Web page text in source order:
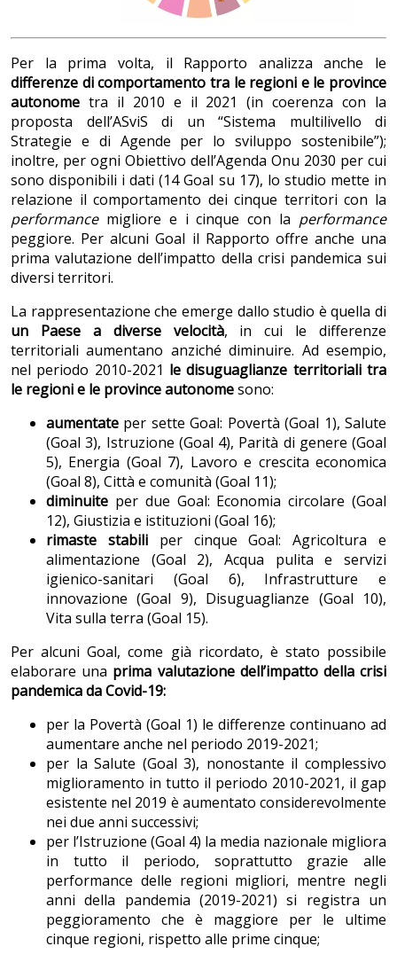
Per la prima volta, il Rapporto analizza anche le
differenze di comportamento tra le regioni e le province
autonome tra il 2010 e il 2021 (in coerenza con la
proposta dell’ASviS di un “Sistema multilivello di
Strategie e di Agende per lo sviluppo sostenibile”);
inoltre, per ogni Obiettivo dell’Agenda Onu 2030 per cui
sono disponibili i dati (14 Goal su 17), lo studio mette in
relazione il comportamento dei cinque territori con la
performancemigliore e i cinque con la performance
peggiore. Per alcuni Goal il Rapporto offre anche una
prima valutazione dell’impatto della crisi pandemica sui
diversi territori.
La rappresentazione che emerge dallo studio è quella di
un
Paese a diverse velocità, in cui le differenze
territoriali aumentano anziché diminuire. Ad esempio,
nel periodo 2010-2021 le disuguaglianze territoriali tra
le regioni e le province autonomesono:
aumentate per sette Goal: Povertà (Goal 1), Salute
(Goal 3), Istruzione (Goal 4), Parità di genere (Goal
5), Energia (Goal 7), Lavoro e crescita economica
(Goal 8), Città e comunità (Goal 11);
diminuite per due Goal: Economia circolare (Goal
12), Giustizia e istituzioni (Goal 16);
rimaste stabiliper cinque Goal: Agricoltura e
alimentazione (Goal 2), Acqua pulita e servizi
igienico-sanitari (Goal 6), Infrastrutture e
innovazione (Goal 9), Disuguaglianze (Goal 10),
Vita sulla terra (Goal 15).
Per alcuni Goal, come già ricordato, è stato possibile
elaborare una prima valutazione dell’impatto della crisi
pandemica da Covid-19:
per la Povertà (Goal 1) le differenze continuano ad
aumentare anche nel periodo 2019-2021;
per la Salute (Goal 3), nonostante il complessivo
miglioramento in tutto il periodo 2010-2021, il gap
esistente nel 2019 è aumentato considerevolmente
nei due anni successivi;
per l’Istruzione (Goal 4) la media nazionale migliora
in tutto il periodo, soprattutto grazie alle
performance delle regioni migliori, mentre negli
anni della pandemia (2019-2021) si registra un
peggioramento che è maggiore per le ultime
cinque regioni, rispetto alle prime cinque;